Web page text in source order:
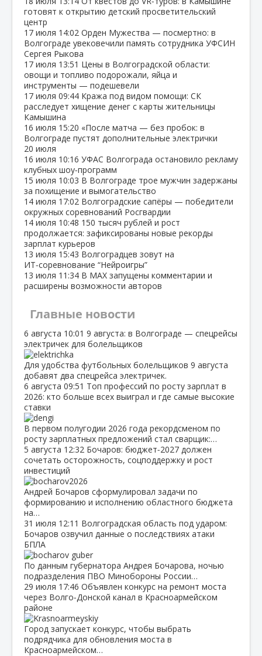
готовят к открытию детский просветительский
центр
17 июля 14:02 Орден Мужества — посмертно: в
Волгограде увековечили память сотрудника УФСИН
Сергея Рыкова
17 июля 13:51 Цены в Волгоградской области:
овощи и топливо подорожали, яйца и
инструменты — подешевели
17 июля 09:44 Кража под видом помощи: СК
расследует хищение денег с карты жительницы
Камышина
16 июля 15:20 «После матча — без пробок: в
Волгограде пустят дополнительные электрички
20 июля
16 июля 10:16 УФАС Волгограда остановило рекламу
клубных шоу‑программ
15 июля 10:03 В Волгограде трое мужчин задержаны
за похищение и вымогательство
14 июля 17:02 Волгоградские сапёры — победители
окружных соревнований Росгвардии
14 июля 10:48 150 тысяч рублей и рост
продолжается: зафиксированы новые рекорды
зарплат курьеров
13 июля 15:43 Волгоградцев зовут на
ИТ‑соревнование “Нейроигры”
13 июля 11:34 В МАХ запущены комментарии и
расширены возможности авторов
Главные новости
6 августа 10:01 9 августа: в Волгограде — спецрейсы
электричек для болельщиков
Для удобства футбольных болельщиков 9 августа
добавят два спецрейса электричек.
6 августа 09:51 Топ профессий по росту зарплат в
2026: кто больше всех выиграл и где самые высокие
ставки
В первом полугодии 2026 года рекордсменом по
росту зарплатных предложений стал сварщик:…
5 августа 12:32 Бочаров: бюджет‑2027 должен
сочетать осторожность, соцподдержку и рост
инвестиций
Андрей Бочаров сформулировал задачи по
формированию и исполнению областного бюджета
на…
31 июля 12:11 Волгоградская область под ударом:
Бочаров озвучил данные о последствиях атаки
БПЛА
По данным губернатора Андрея Бочарова, ночью
подразделения ПВО Минобороны России…
29 июля 17:46 Объявлен конкурс на ремонт моста
через Волго‑Донской канал в Красноармейском
районе
Город запускает конкурс, чтобы выбрать
подрядчика для обновления моста в
Красноармейском…